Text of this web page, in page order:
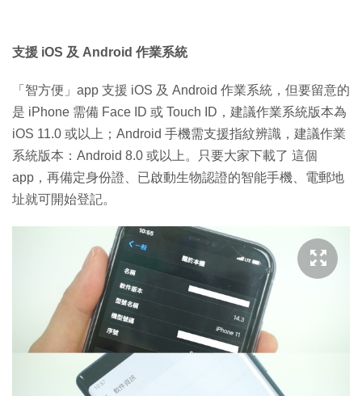
支援 iOS 及 Android 作業系統
「智方便」app 支援 iOS 及 Android 作業系統，但要留意的
是 iPhone 需備 Face ID 或 Touch ID，建議作業系統版本為
iOS 11.0 或以上；Android 手機需支援指紋辨識，建議作業
系統版本：Android 8.0 或以上。只要大家下載了 這個
app，再備定身份證、已啟動生物認證的智能手機、電郵地
址就可開始登記。